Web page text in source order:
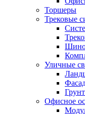
Торшеры
Трековые
Уличные
Офисное